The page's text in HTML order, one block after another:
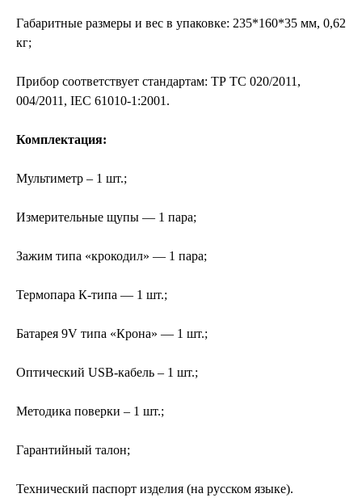
Габаритные размеры и вес в упаковке: 235*160*35 мм, 0,62
кг;
Прибор соответствует стандартам: ТР ТС 020/2011,
004/2011, IEC 61010-1:2001.
Комплектация:
Мультиметр – 1 шт.;
Измерительные щупы — 1 пара;
Зажим типа «крокодил» — 1 пара;
Термопара К-типа — 1 шт.;
Батарея 9V типа «Крона» — 1 шт.;
Оптический USB-кабель – 1 шт.;
Методика поверки – 1 шт.;
Гарантийный талон;
Технический паспорт изделия (на русском языке).